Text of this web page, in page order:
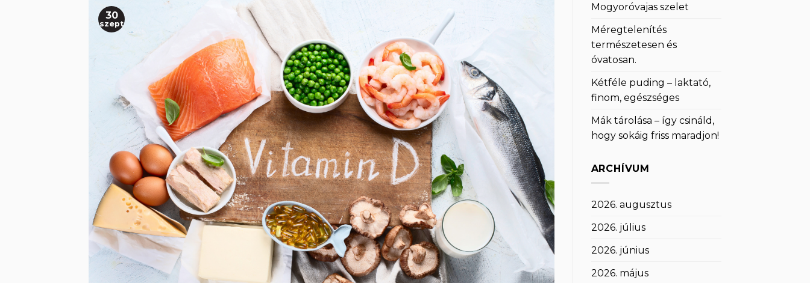
30
szept
Mogyoróvajas szelet
Méregtelenítés
természetesen és
óvatosan.
Kétféle puding – laktató,
finom, egészséges
Mák tárolása – így csináld,
hogy sokáig friss maradjon!
ARCHÍVUM
2026. augusztus
2026. július
2026. június
2026. május